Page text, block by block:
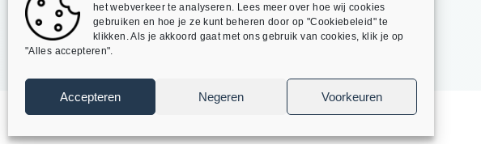
het webverkeer te analyseren. Lees meer over hoe wij cookies
gebruiken en hoe je ze kunt beheren door op "Cookiebeleid" te
klikken. Als je akkoord gaat met ons gebruik van cookies, klik je op
"Alles accepteren".
Accepteren Negeren Voorkeuren
Neem vandaag nog contact met ons op